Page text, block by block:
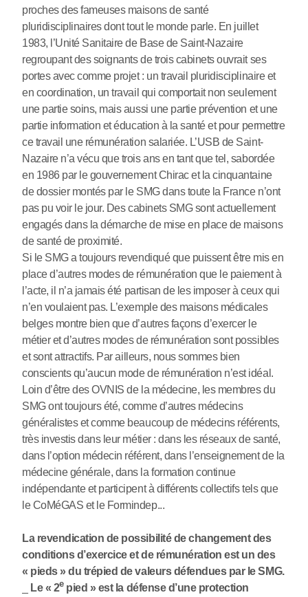
proches des fameuses maisons de santé
pluridisciplinaires dont tout le monde parle. En juillet
1983, l’Unité Sanitaire de Base de Saint-Nazaire
regroupant des soignants de trois cabinets ouvrait ses
portes avec comme projet : un travail pluridisciplinaire et
en coordination, un travail qui comportait non seulement
une partie soins, mais aussi une partie prévention et une
partie information et éducation à la santé et pour permettre
ce travail une rémunération salariée. L’USB de Saint-
Nazaire n’a vécu que trois ans en tant que tel, sabordée
en 1986 par le gouvernement Chirac et la cinquantaine
de dossier montés par le SMG dans toute la France n’ont
pas pu voir le jour. Des cabinets SMG sont actuellement
engagés dans la démarche de mise en place de maisons
de santé de proximité.
Si le SMG a toujours revendiqué que puissent être mis en
place d’autres modes de rémunération que le paiement à
l’acte, il n’a jamais été partisan de les imposer à ceux qui
n’en voulaient pas. L’exemple des maisons médicales
belges montre bien que d’autres façons d’exercer le
métier et d’autres modes de rémunération sont possibles
et sont attractifs. Par ailleurs, nous sommes bien
conscients qu’aucun mode de rémunération n’est idéal.
Loin d’être des OVNIS de la médecine, les membres du
SMG ont toujours été, comme d’autres médecins
généralistes et comme beaucoup de médecins référents,
très investis dans leur métier : dans les réseaux de santé,
dans l’option médecin référent, dans l’enseignement de la
médecine générale, dans la formation continue
indépendante et participent à différents collectifs tels que
le CoMéGAS et le Formindep...
La revendication de possibilité de changement des
conditions d’exercice et de rémunération est un des
« pieds » du trépied de valeurs défendues par le SMG.
Le « 2epied » est la défense d’une protection